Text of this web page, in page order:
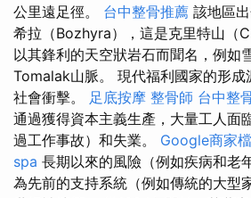
公里遠足徑。 台中整骨推薦 該地區
希拉（Bozhyra），這是克里特山（
以其鋒利的天空狀岩石而聞名，例如
Tomalak山脈。 現代福利國家的形成
社會衝擊。 足底按摩 整骨師 台中整
通過獲得資本主義生產，大量工人面
過工作事故）和失業。 Google商家
spa 長期以來的風險（例如疾病和老
為先前的支持系統（例如傳統的大型